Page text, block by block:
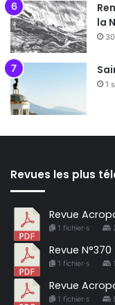
la
1
Revues les plus
Revue
1 fichier·s
Revue N°370
1 fichier·s
Revue
1 fichier·s